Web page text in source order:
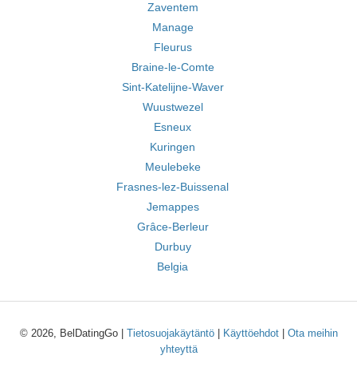
Zaventem
Manage
Fleurus
Braine-le-Comte
Sint-Katelijne-Waver
Wuustwezel
Esneux
Kuringen
Meulebeke
Frasnes-lez-Buissenal
Jemappes
Grâce-Berleur
Durbuy
Belgia
© 2026, BelDatingGo | Tietosuojakäytäntö| Käyttöehdot| Ota meihin
yhteyttä